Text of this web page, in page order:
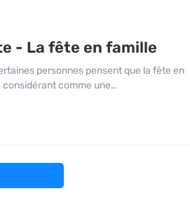
- La fête en famille
personnes pensent que la fête en
considérant comme une…